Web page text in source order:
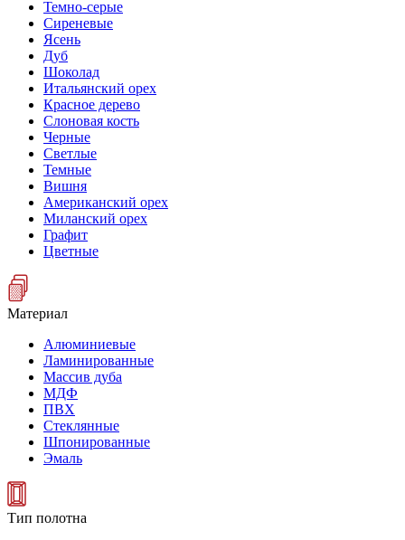
Темно-серые
Сиреневые
Ясень
Дуб
Шоколад
Итальянский орех
Красное дерево
Слоновая кость
Черные
Светлые
Темные
Вишня
Американский орех
Миланский орех
Графит
Цветные
Материал
Алюминиевые
Ламинированные
Массив дуба
МДФ
ПВХ
Стеклянные
Шпонированные
Эмаль
Тип полотна